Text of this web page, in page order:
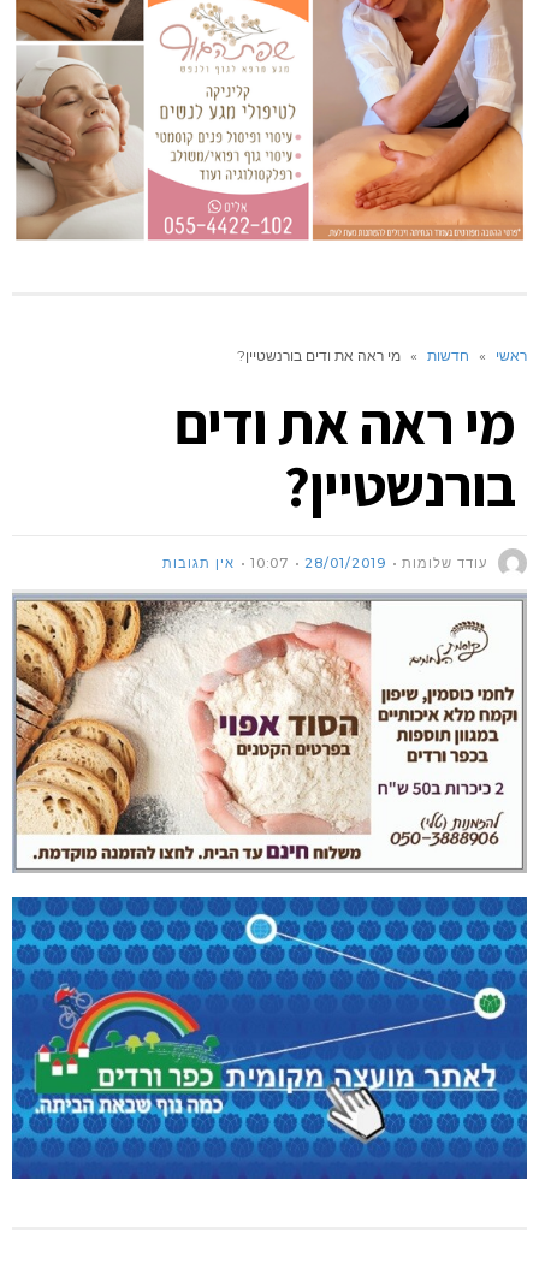
ראשי » חדשות » מי ראה את ודים בורנשטיין?
מי ראה את ודים
בורנשטיין?
עודד שלומות 28/01/2019
10:07 אין תגובות